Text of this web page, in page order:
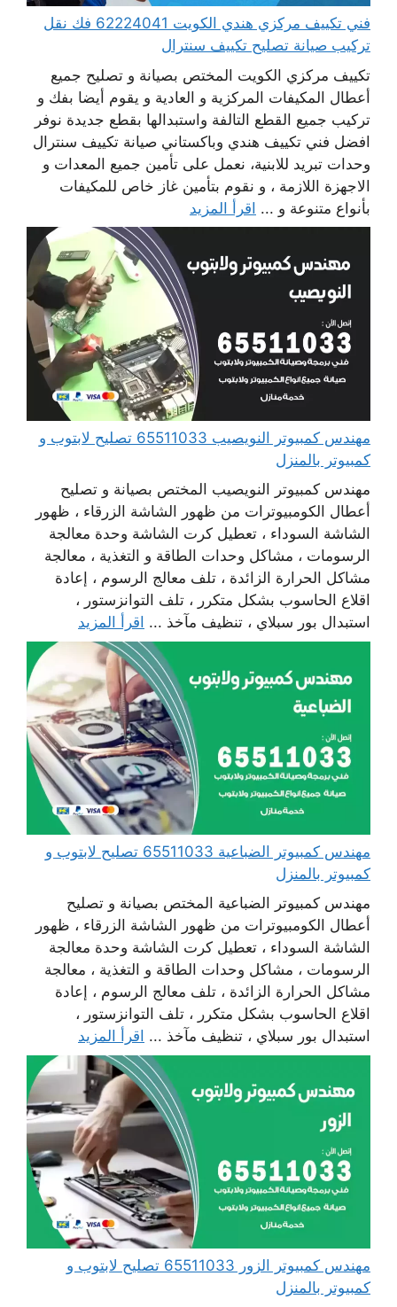
فني تكييف مركزي هندي الكويت 62224041 فك نقل
تركيب صيانة تصليح تكييف سنترال
تكييف مركزي الكويت المختص بصيانة و تصليح جميع
أعطال المكيفات المركزية و العادية و يقوم أيضا بفك و
تركيب جميع القطع التالفة واستبدالها بقطع جديدة نوفر
افضل فني تكييف هندي وباكستاني صيانة تكييف سنترال
وحدات تبريد للابنية، نعمل على تأمين جميع المعدات و
الاجهزة اللازمة ، و نقوم بتأمين غاز خاص للمكيفات
بأنواع متنوعة و ... اقرأ المزيد
مهندس كمبيوتر النويصيب 65511033 تصليح لابتوب و
كمبيوتر بالمنزل
مهندس كمبيوتر النويصيب المختص بصيانة و تصليح
أعطال الكومبيوترات من ظهور الشاشة الزرقاء ، ظهور
الشاشة السوداء ، تعطيل كرت الشاشة وحدة معالجة
الرسومات ، مشاكل وحدات الطاقة و التغذية ، معالجة
مشاكل الحرارة الزائدة ، تلف معالج الرسوم ، إعادة
اقلاع الحاسوب بشكل متكرر ، تلف التوانزستور ،
استبدال بور سبلاي ، تنظيف مآخذ ... اقرأ المزيد
مهندس كمبيوتر الضباعية 65511033 تصليح لابتوب و
كمبيوتر بالمنزل
مهندس كمبيوتر الضباعية المختص بصيانة و تصليح
أعطال الكومبيوترات من ظهور الشاشة الزرقاء ، ظهور
الشاشة السوداء ، تعطيل كرت الشاشة وحدة معالجة
الرسومات ، مشاكل وحدات الطاقة و التغذية ، معالجة
مشاكل الحرارة الزائدة ، تلف معالج الرسوم ، إعادة
اقلاع الحاسوب بشكل متكرر ، تلف التوانزستور ،
استبدال بور سبلاي ، تنظيف مآخذ ... اقرأ المزيد
مهندس كمبيوتر الزور 65511033 تصليح لابتوب و
كمبيوتر بالمنزل